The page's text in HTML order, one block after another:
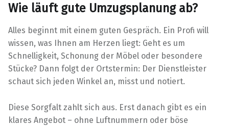
Wie läuft gute Umzugsplanung ab?
Alles beginnt mit einem guten Gespräch. Ein Profi will
wissen, was Ihnen am Herzen liegt: Geht es um
Schnelligkeit, Schonung der Möbel oder besondere
Stücke? Dann folgt der Ortstermin: Der Dienstleister
schaut sich jeden Winkel an, misst und notiert.
Diese Sorgfalt zahlt sich aus. Erst danach gibt es ein
klares Angebot – ohne Luftnummern oder böse